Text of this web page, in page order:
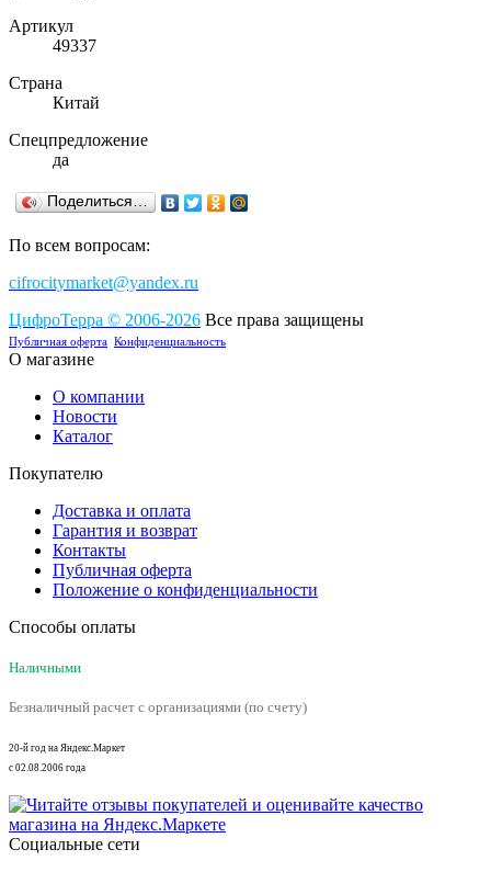
Артикул
49337
Страна
Китай
Спецпредложение
да
Поделиться…
По всем вопросам:
cifrocitymarket@yandex.ru
ЦифроТерра © 2006-2026 Все права защищены
Публичная оферта Конфиденциальность
О магазине
О компании
Новости
Каталог
Покупателю
Доставка и оплата
Гарантия и возврат
Контакты
Публичная оферта
Положение о конфиденциальности
Способы оплаты
Наличными
Безналичный расчет с организациями (по счету)
20-й год на Яндекс.Маркет
с 02.08.2006 года
Социальные сети